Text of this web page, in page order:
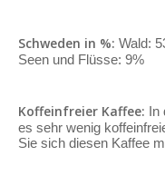
Schweden in %: Wald:
Seen und Flüsse: 9%
Koffeinfreier Kaffee: In
es sehr wenig
Sie sich diesen Kaffee